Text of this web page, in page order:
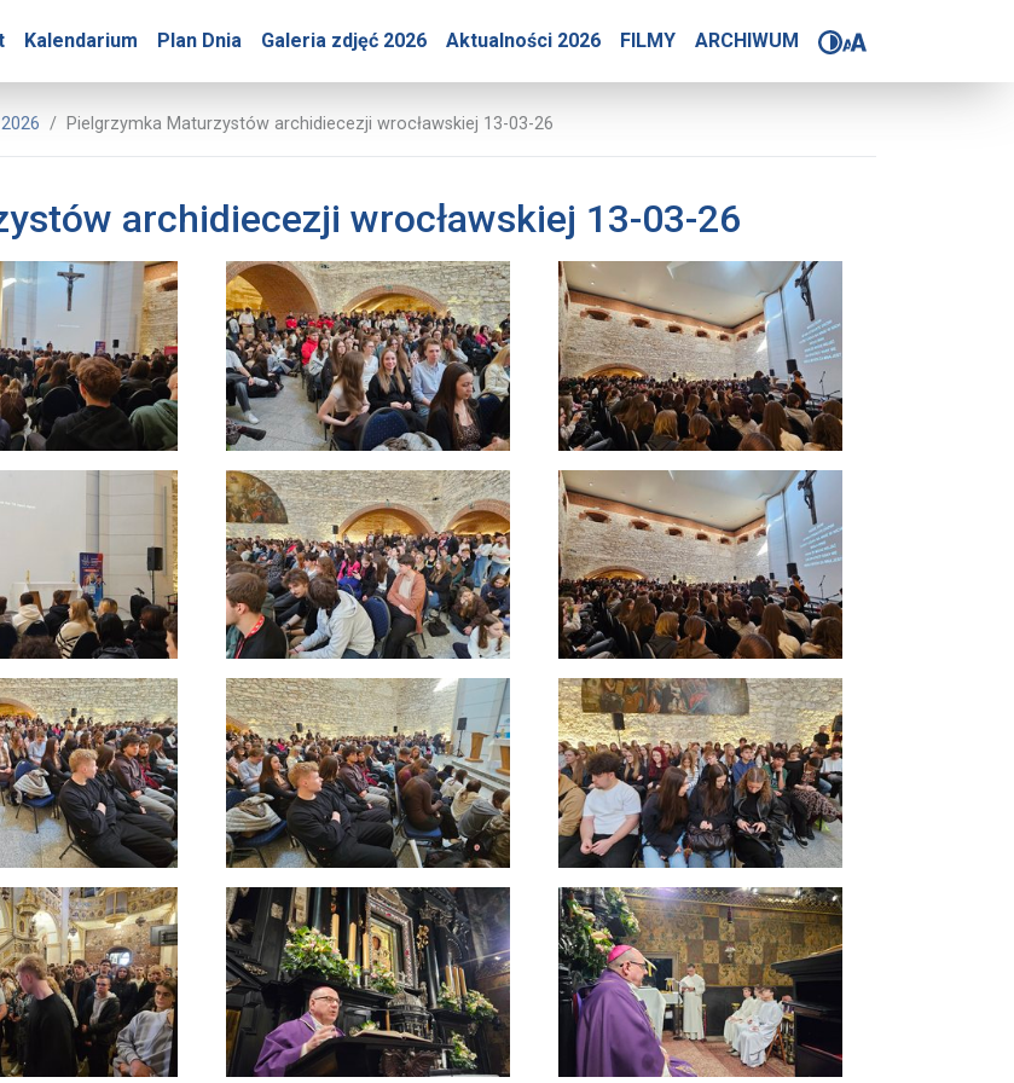
Kalendarium Plan Dnia Galeria zdjęć 2026 Aktualności 2026 FILMY ARCHIWUM
Pielgrzymka Maturzystów archidiecezji
GóryPielgrzymka Maturzystów archidiecezji wrocławskiej 13-03-26
archidiecezji wrocławskiej 13-03-26